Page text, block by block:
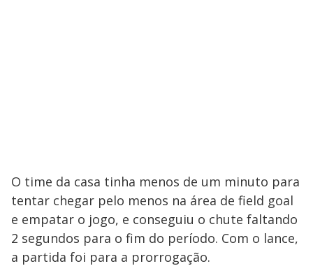
O time da casa tinha menos de um minuto para
tentar chegar pelo menos na área de field goal
e empatar o jogo, e conseguiu o chute faltando
2 segundos para o fim do período. Com o lance,
a partida foi para a prorrogação.